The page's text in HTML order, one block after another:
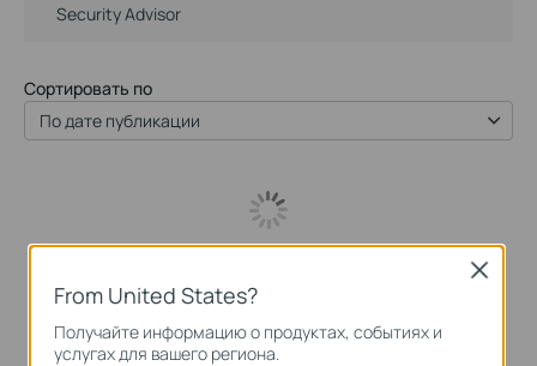
Security Advisor
Сортировать по
По дате публикации
From United States?
Получайте информацию о продуктах, событиях и
услугах для вашего региона.
Close